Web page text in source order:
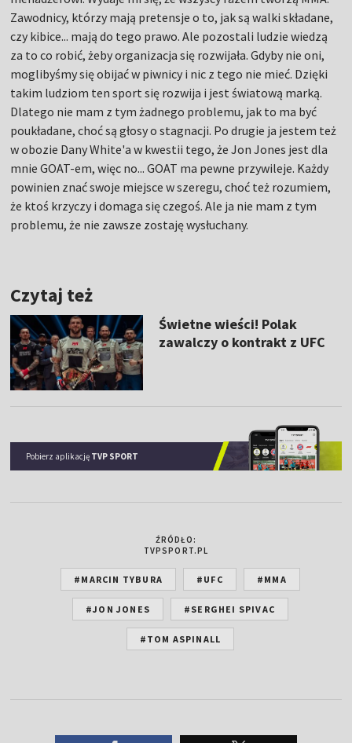
Zawodnicy, którzy mają pretensje o to, jak są walki składane,
czy kibice... mają do tego prawo. Ale pozostali ludzie wiedzą
za to co robić, żeby organizacja się rozwijała. Gdyby nie oni,
moglibyśmy się obijać w piwnicy i nic z tego nie mieć. Dzięki
takim ludziom ten sport się rozwija i jest światową marką.
Dlatego nie mam z tym żadnego problemu, jak to ma być
poukładane, choć są głosy o stagnacji. Po drugie ja jestem też
w obozie Dany White'a w kwestii tego, że Jon Jones jest dla
mnie GOAT-em, więc no... GOAT ma pewne przywileje. Każdy
powinien znać swoje miejsce w szeregu, choć też rozumiem,
że ktoś krzyczy i domaga się czegoś. Ale ja nie mam z tym
problemu, że nie zawsze zostaję wysłuchany.
Czytaj też
Świetne wieści! Polak
zawalczy o kontrakt z UFC
Pobierz aplikację TVP SPORT
ŹRÓDŁO:
TVPSPORT.PL
#MARCIN TYBURA #UFC #MMA
#JON JONES #SERGHEI SPIVAC
#TOM ASPINALL